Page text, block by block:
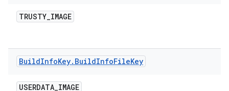
TRUSTY_IMAGE
BuildInfoKey. BuildInfoFileKey
USERDATA_IMAGE